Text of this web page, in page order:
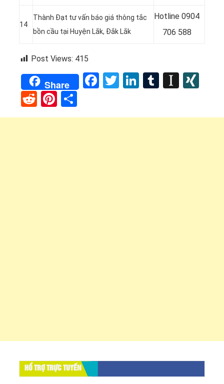
14
Thành Đạt tư vấn báo giá thông tắc
bồn cầu tại Huyện Lắk, Đắk Lắk
Hotline 0904
706 588
Post Views: 415
Share Facebook
TwitterLinkedIn
Tumblr
RedditPinterest
HỔ TRỢ TRỰC TUYẾN